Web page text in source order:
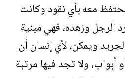
معه بأي نقود وكانت
الرجل وزهده، فهي مبنية
ويمكن، لأي إنسان أن
أبواب، ولا تجد فيها مرتبة